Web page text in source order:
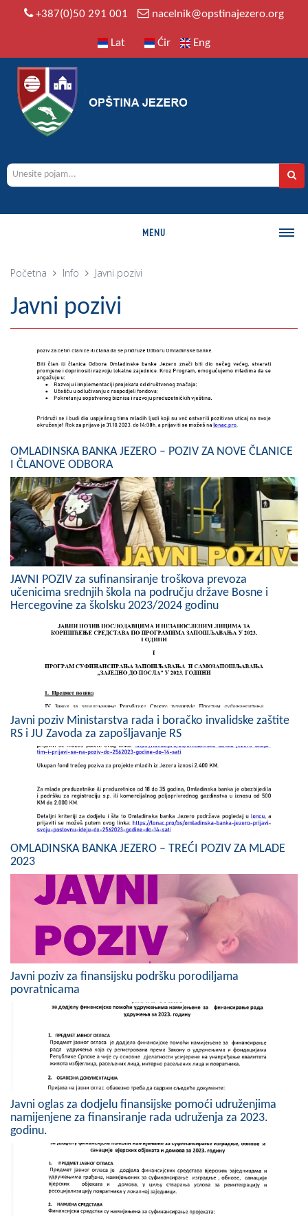
+387(0)50 291 001 nacelnik@opstinajezero.org
Lat Ćir Eng
MENU
O OPŠTINI
Istorija
Geografija
Naseljena mjesta
Zanimljivosti
Fotogalerija
NAČELNIK
O Načelniku
Zamjenik načelnika
Izvještaj o radu načelnika
SKUPŠTINA
Statut Opštine
Skupštinsko vijeće opštine jezero
Sastav Skupštine
Službeni Glasnici
OPŠTINSKA UPRAVA
INFO
Aktivnosti
Javni pozivi
Obavještenja
Zaštita od požara
COVID 19
Geoistraživanja
FINANSIJE
Poljoprivreda
Turizam
Sport
CIVILNA ZAŠTITA
KONTAKT
Početna Info Javni pozivi
Javni pozivi
OMLADINSKA BANKA JEZERO – POZIV ZA NOVE ČLANICE
I ČLANOVE ODBORA
JAVNI POZIV za sufinansiranje troškova prevoza
učenicima srednjih škola na području države Bosne i
Hercegovine za školsku 2023/2024 godinu
Javni poziv Ministarstva rada i boračko invalidske zaštite
RS i JU Zavoda za zapošljavanje RS
OMLADINSKA BANKA JEZERO – TREĆI POZIV ZA MLADE
2023
Javni poziv za finansijsku podršku porodiljama
povratnicama
Javni oglas za dodjelu finansijske pomoći udruženjima
namijenjene za finansiranje rada udruženja za 2023.
godinu.